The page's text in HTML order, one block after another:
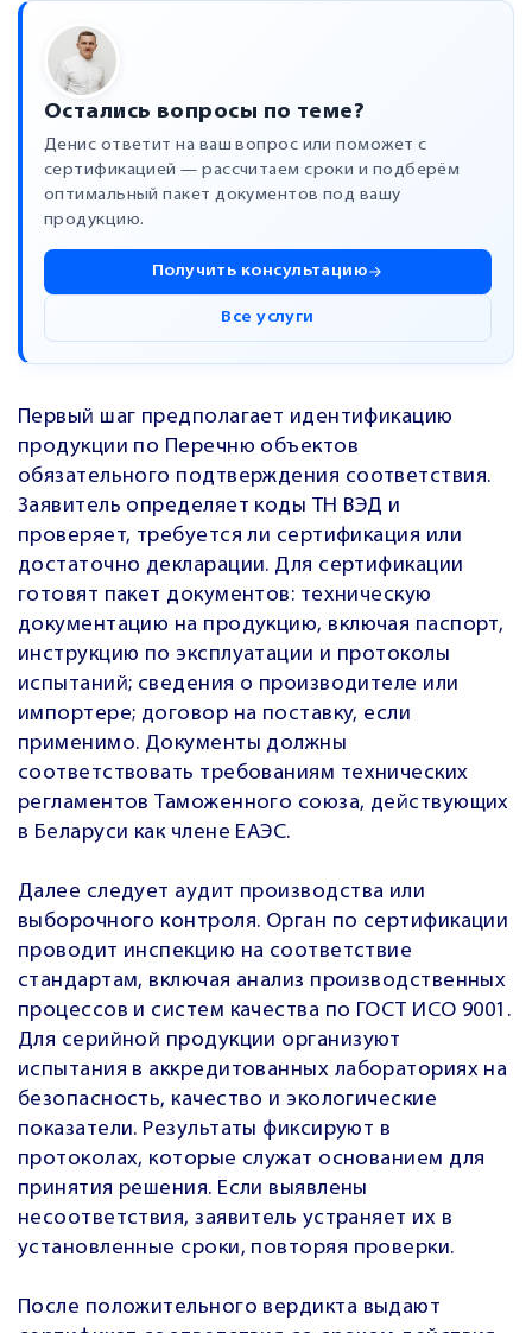
Остались вопросы по теме?
Денис ответит на ваш вопрос или поможет с
сертификацией — рассчитаем сроки и подберём
оптимальный пакет документов под вашу
продукцию.
Получить консультацию
Все услуги
Первый шаг предполагает идентификацию
продукции по Перечню объектов
обязательного подтверждения соответствия.
Заявитель определяет коды ТН ВЭД и
проверяет, требуется ли сертификация или
достаточно декларации. Для сертификации
готовят пакет документов: техническую
документацию на продукцию, включая паспорт,
инструкцию по эксплуатации и протоколы
испытаний; сведения о производителе или
импортере; договор на поставку, если
применимо. Документы должны
соответствовать требованиям технических
регламентов Таможенного союза, действующих
в Беларуси как члене ЕАЭС.
Далее следует аудит производства или
выборочного контроля. Орган по сертификации
проводит инспекцию на соответствие
стандартам, включая анализ производственных
процессов и систем качества по ГОСТ ИСО 9001.
Для серийной продукции организуют
испытания в аккредитованных лабораториях на
безопасность, качество и экологические
показатели. Результаты фиксируют в
протоколах, которые служат основанием для
принятия решения. Если выявлены
несоответствия, заявитель устраняет их в
установленные сроки, повторяя проверки.
После положительного вердикта выдают